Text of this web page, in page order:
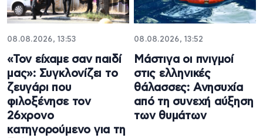
08.08.2026, 13:53
«Τον είχαμε σαν παιδί
μας»: Συγκλονίζει το
ζευγάρι που
φιλοξένησε τον
26χρονο
κατηγορούμενο για τη
08.08.2026, 13:52
Μάστιγα οι πνιγμοί
στις ελληνικές
θάλασσες: Ανησυχία
από τη συνεχή αύξηση
των θυμάτων